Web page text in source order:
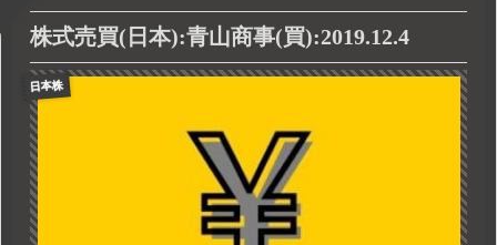
株式売買(日本):青山商事(買):2019.12.4
日本株